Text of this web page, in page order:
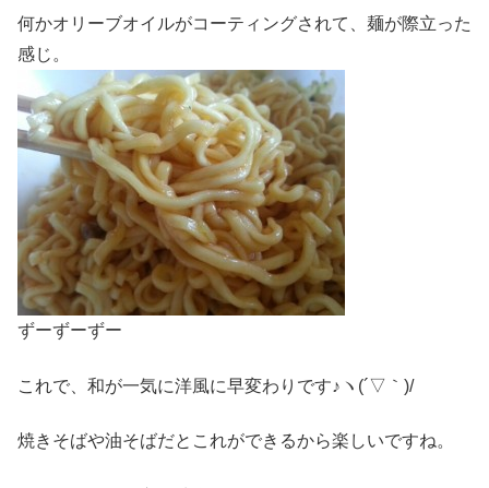
何かオリーブオイルがコーティングされて、麺が際立った
感じ。
ずーずーずー
これで、和が一気に洋風に早変わりです♪ヽ(´▽｀)/
焼きそばや油そばだとこれができるから楽しいですね。